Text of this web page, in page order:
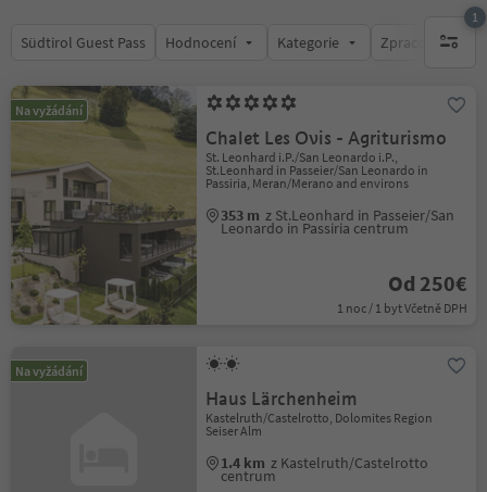
Südtirol Guest Pass Hodnocení Kategorie Zpracovává
1
1
Na vyžádání
Chalet Les Ovis - Agriturismo
St. Leonhard i.P./San Leonardo i.P.,
St.Leonhard in Passeier/San Leonardo in
Passiria, Meran/Merano and environs
353 m z St.Leonhard in Passeier/San
Leonardo in Passiria centrum
Od 250€
1 noc / 1 byt Včetně DPH
Na vyžádání
Haus Lärchenheim
Kastelruth/Castelrotto, Dolomites Region
Seiser Alm
1.4 km z Kastelruth/Castelrotto
centrum